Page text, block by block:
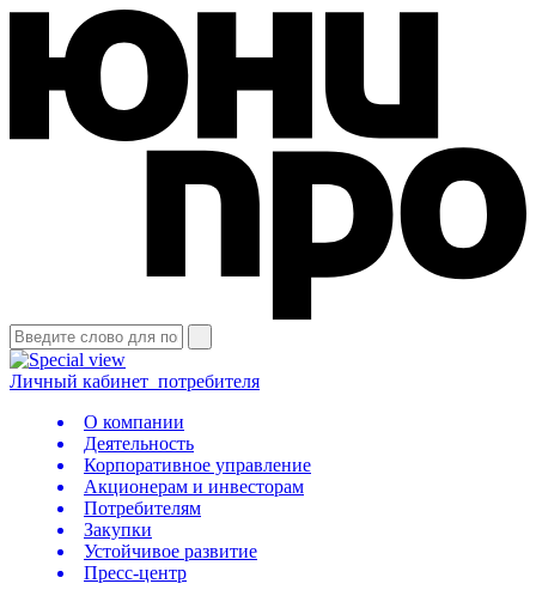
Личный кабинет потребителя
О компании
Деятельность
Корпоративное управление
Акционерам и инвесторам
Потребителям
Закупки
Устойчивое развитие
Пресс-центр